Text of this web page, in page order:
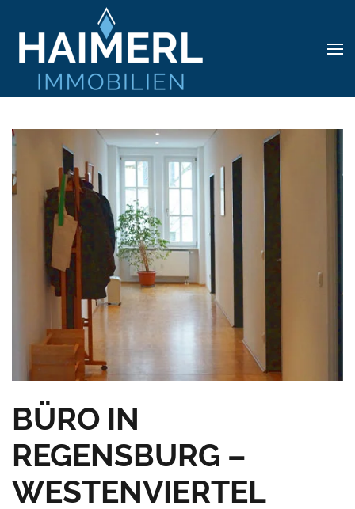
Skip to main content
BÜRO IN
REGENSBURG –
WESTENVIERTEL